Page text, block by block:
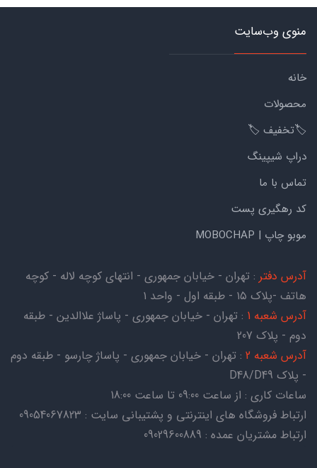
منوی وب‌سایت
خانه
محصولات
🏷️تخفیف 🏷️
دراپ شیپینگ
تماس با ما
کد رهگیری پست
موبو چاپ | MOBOCHAP
آدرس دفتر : تهران - خیابان جمهوری - انتهای کوچه لاله - کوچه
هاتف -پلاک ۱۵ - طبقه اول - واحد ۱
آدرس شعبه 1
: تهران - خیابان جمهوری - پاساژ علاالدین - طبقه
دوم - پلاک 207
آدرس شعبه 2
: تهران - خیابان جمهوری - پاساژ چارسو - طبقه دوم
- پلاک D48/D49
ساعات کاری : از ساعت 09:00 تا ساعت 18:00
ارتباط فروشگاه های اینترنتی و پشتیبانی سایت : 09054067823
ارتباط مشتریان عمده : 09029600889